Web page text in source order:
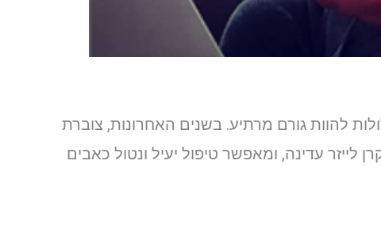
להוות גורם מרתיע. בשנים האחרונות, צוברת
עדינה, ומאפשר טיפול יעיל ונטול כאבים